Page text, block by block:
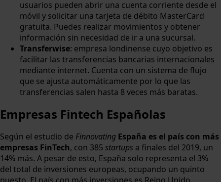
usuarios pueden abrir una cuenta corriente desde el
móvil y solicitar una tarjeta de débito MasterCard
gratuita. Puedes realizar movimientos y obtener
información sin necesidad de ir a una sucursal.
Transferwise: empresa londinense cuyo objetivo es
facilitar las transferencias bancarias internacionales
mediante internet. Cuenta con un sistema de flujo
que se ajusta automáticamente por lo que las
transferencias salen hasta 8 veces más baratas.
Empresas Fintech Españolas
Según el estudio de Finnovating España es el país con más
empresas FinTech, con 385 startups a finales del 2019, un
14% más. A pesar de esto, España solo representa el 3%
del total de inversiones europeas, ocupando un quinto
puesto. El país con más inversiones es Reino Unido,